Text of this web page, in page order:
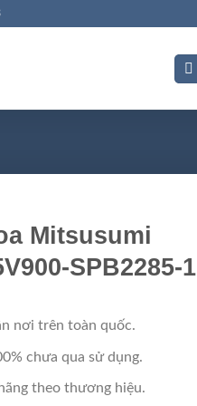
Mitsusumi
SPB2285-1
nơi trên toàn quốc.
chưa qua sử dụng.
theo thương hiệu.